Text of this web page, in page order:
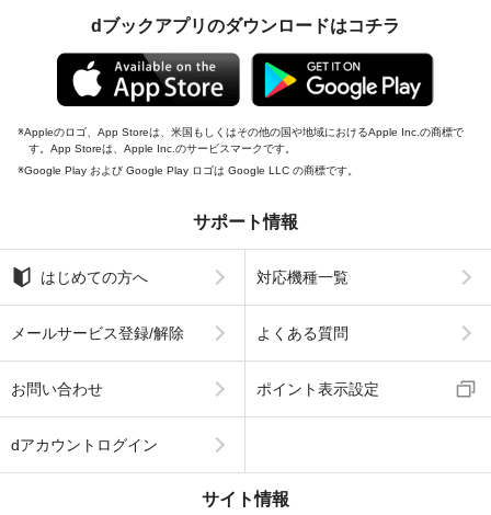
dブックアプリのダウンロードはコチラ
Appleのロゴ、App Storeは、米国もしくはその他の国や地域におけるApple Inc.の商標で
す。App Storeは、Apple Inc.のサービスマークです。
Google Play および Google Play ロゴは Google LLC の商標です。
サポート情報
はじめての方へ 対応機種一覧
メールサービス登録/解除 よくある質問
お問い合わせ ポイント表示設定
dアカウントログイン
サイト情報